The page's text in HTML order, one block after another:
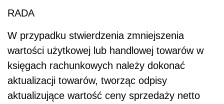
RADA
W przypadku stwierdzenia zmniejszenia
wartości użytkowej lub handlowej towarów w
księgach rachunkowych należy dokonać
aktualizacji towarów, tworząc odpisy
aktualizujące wartość ceny sprzedaży netto